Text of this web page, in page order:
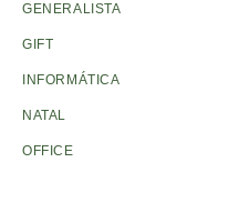
GENERALISTA
GIFT
INFORMÁTICA
NATAL
OFFICE